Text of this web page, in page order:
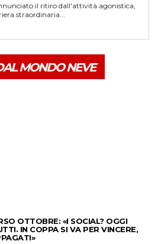
il ritiro dall'attività agonistica,
straordinaria...
MONDO NEVE
OTTOBRE: «I SOCIAL? OGGI
IN COPPA SI VA PER VINCERE,